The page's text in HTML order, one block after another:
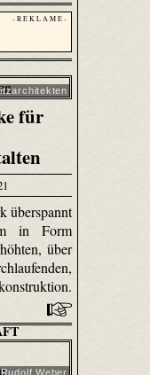
- R E K L A M E -
für
überspannt
in Form
über
Weber